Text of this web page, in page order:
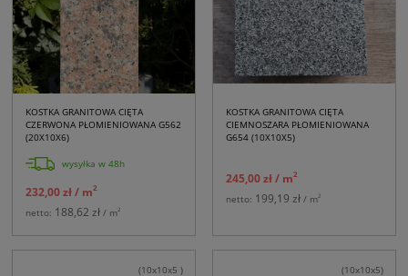
KOSTKA GRANITOWA CIĘTA
CZERWONA PŁOMIENIOWANA G562
(20X10X6)
wysyłka w 48h
232,00 zł/ m2
netto: 188,62 zł / m2
KOSTKA GRANITOWA CIĘTA
CIEMNOSZARA PŁOMIENIOWANA
G654 (10X10X5)
245,00 zł/ m2
netto: 199,19 zł / m2
(10x10x5 ) (10x10x5)